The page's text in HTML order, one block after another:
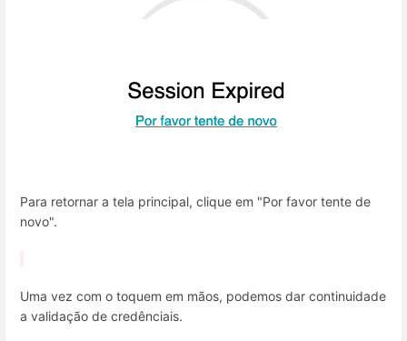
Para retornar a tela principal, clique em "Por favor tente de
novo".
Uma vez com o toquem em mãos, podemos dar continuidade
a validação de credênciais.